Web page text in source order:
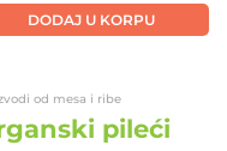
DODAJ U KORPU
od mesa i ribe
pileći